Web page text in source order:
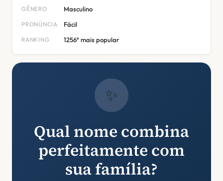
GÊNERO Masculino
PRONÚNCIA Fácil
RANKING 1256º mais popular
✨
Qual nome combina
perfeitamente com
sua família?